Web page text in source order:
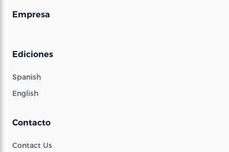
Empresa
Ediciones
Spanish
English
Contacto
Contact Us